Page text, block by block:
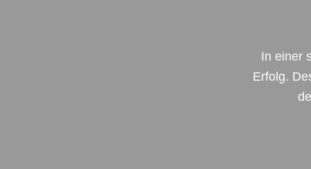
In einer
Erfolg.